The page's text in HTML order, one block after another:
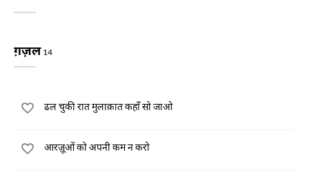
ग़ज़ल 14
ढल चुकी रात मुलाक़ात कहाँ सो जाओ
आरज़ूओं को अपनी कम न करो